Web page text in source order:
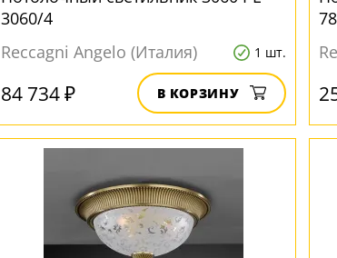
3060/4
Reccagni Angelo (Италия)
1 шт.
84 734 ₽ В КОРЗИНУ